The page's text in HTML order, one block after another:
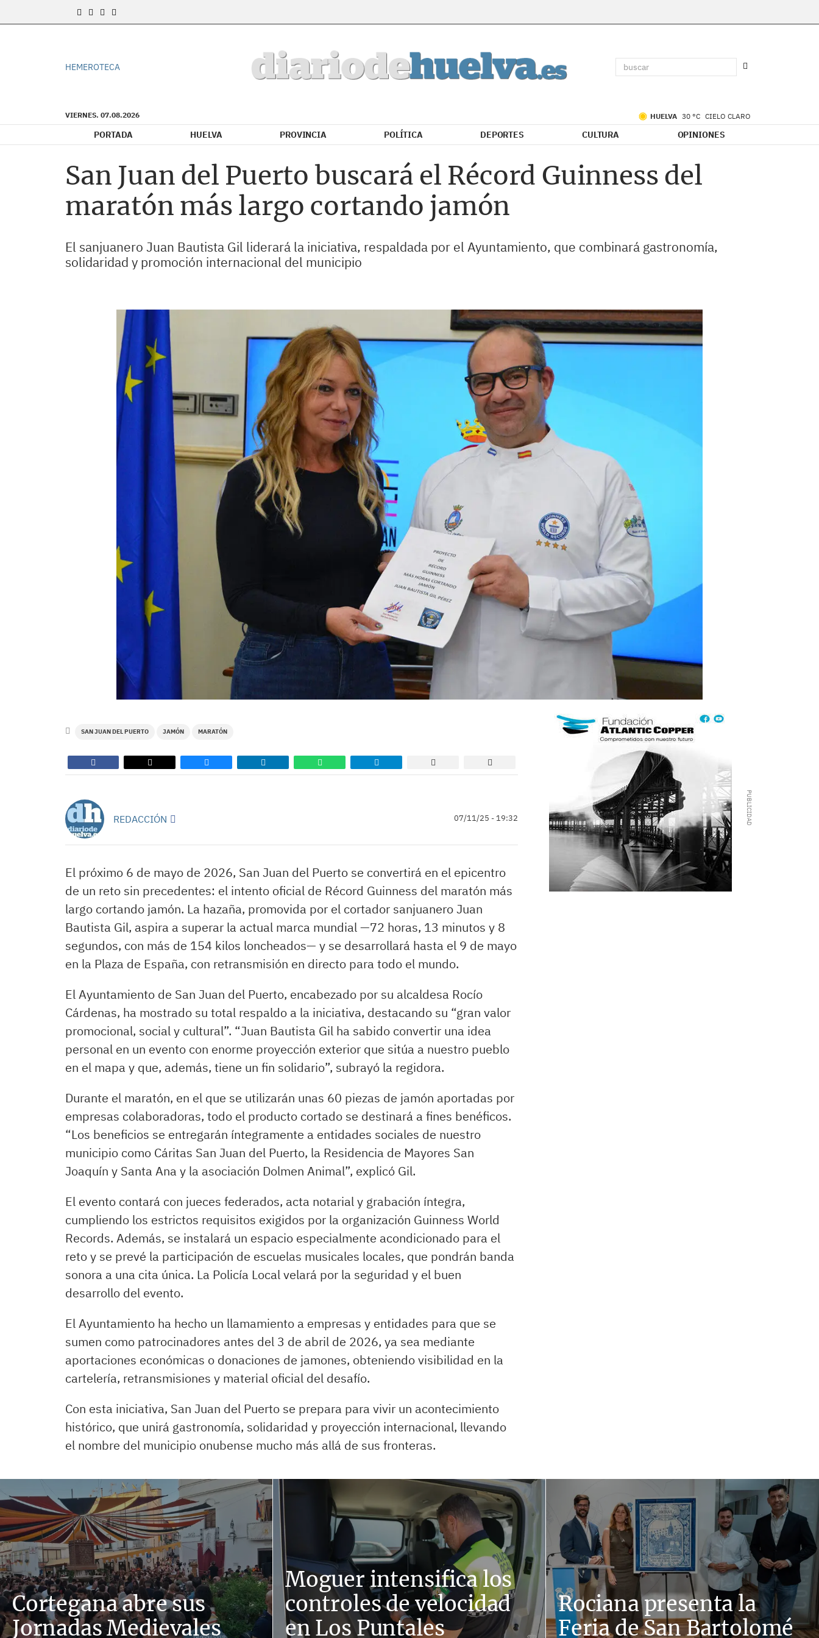
HEMEROTECA
VIERNES. 07.08.2026 HUELVA 30 °C CIELO CLARO
PORTADA HUELVA PROVINCIA POLÍTICA DEPORTES CULTURA OPINIONES
San Juan del Puerto buscará el Récord Guinness del
maratón más largo cortando jamón
El sanjuanero Juan Bautista Gil liderará la iniciativa, respaldada por el Ayuntamiento, que combinará gastronomía,
solidaridad y promoción internacional del municipio
SAN JUAN DEL PUERTO JAMÓN MARATÓN
REDACCIÓN 07/11/25 - 19:32
El próximo 6 de mayo de 2026, San Juan del Puerto se convertirá en el epicentro
de un reto sin precedentes: el intento oficial de Récord Guinness del maratón más
largo cortando jamón. La hazaña, promovida por el cortador sanjuanero Juan
Bautista Gil, aspira a superar la actual marca mundial —72 horas, 13 minutos y 8
segundos, con más de 154 kilos loncheados— y se desarrollará hasta el 9 de mayo
en la Plaza de España, con retransmisión en directo para todo el mundo.
El Ayuntamiento de San Juan del Puerto, encabezado por su alcaldesa Rocío
Cárdenas, ha mostrado su total respaldo a la iniciativa, destacando su “gran valor
promocional, social y cultural”. “Juan Bautista Gil ha sabido convertir una idea
personal en un evento con enorme proyección exterior que sitúa a nuestro pueblo
en el mapa y que, además, tiene un fin solidario”, subrayó la regidora.
Durante el maratón, en el que se utilizarán unas 60 piezas de jamón aportadas por
empresas colaboradoras, todo el producto cortado se destinará a fines benéficos.
“Los beneficios se entregarán íntegramente a entidades sociales de nuestro
municipio como Cáritas San Juan del Puerto, la Residencia de Mayores San
Joaquín y Santa Ana y la asociación Dolmen Animal”, explicó Gil.
El evento contará con jueces federados, acta notarial y grabación íntegra,
cumpliendo los estrictos requisitos exigidos por la organización Guinness World
Records. Además, se instalará un espacio especialmente acondicionado para el
reto y se prevé la participación de escuelas musicales locales, que pondrán banda
sonora a una cita única. La Policía Local velará por la seguridad y el buen
desarrollo del evento.
El Ayuntamiento ha hecho un llamamiento a empresas y entidades para que se
sumen como patrocinadores antes del 3 de abril de 2026, ya sea mediante
aportaciones económicas o donaciones de jamones, obteniendo visibilidad en la
cartelería, retransmisiones y material oficial del desafío.
Con esta iniciativa, San Juan del Puerto se prepara para vivir un acontecimiento
histórico, que unirá gastronomía, solidaridad y proyección internacional, llevando
el nombre del municipio onubense mucho más allá de sus fronteras.
Cortegana abre sus
Jornadas Medievales
Moguer intensifica los
controles de velocidad
en Los Puntales
Rociana presenta la
Feria de San Bartolomé